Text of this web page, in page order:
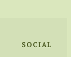
SOCIAL